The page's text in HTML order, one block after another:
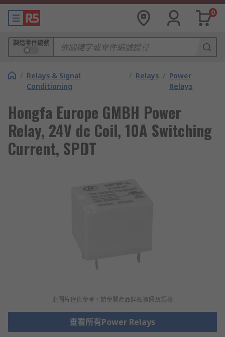
0
製造零件編號
/ Relays & Signal
Conditioning
/ Relays / Power
Relays
Hongfa Europe GMBH Power
Relay, 24V dc Coil, 10A Switching
Current, SPDT
此圖片僅供參考，請參閲產品詳細資訊及規格
查看所有Power Relays